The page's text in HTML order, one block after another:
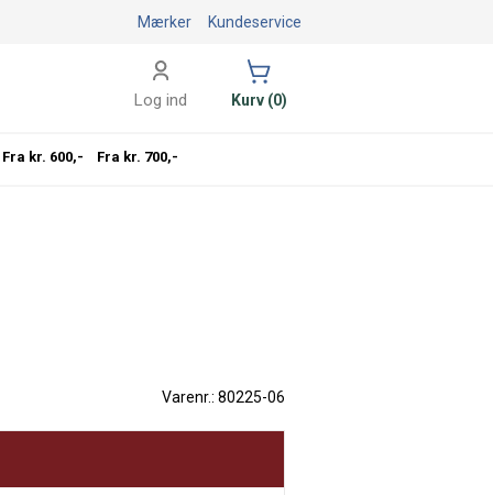
Varenr.: 80225-06
Kundeservice
Mærker
Log ind Kurv (0)
Fra kr. 600,- Fra kr. 700,-